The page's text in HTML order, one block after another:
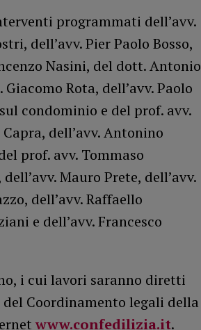
programmati dell’avv.
dell’avv. Pier Paolo Bosso,
Nasini, del dott. Antonio
Rota, dell’avv. Paolo
condominio e del prof. avv.
dell’avv. Antonino
prof. avv. Tommaso
Mauro Prete, dell’avv.
dell’avv. Raffaello
e dell’avv. Francesco
i cui lavori saranno diretti
del Coordinamento legali della
www.confedilizia.it.